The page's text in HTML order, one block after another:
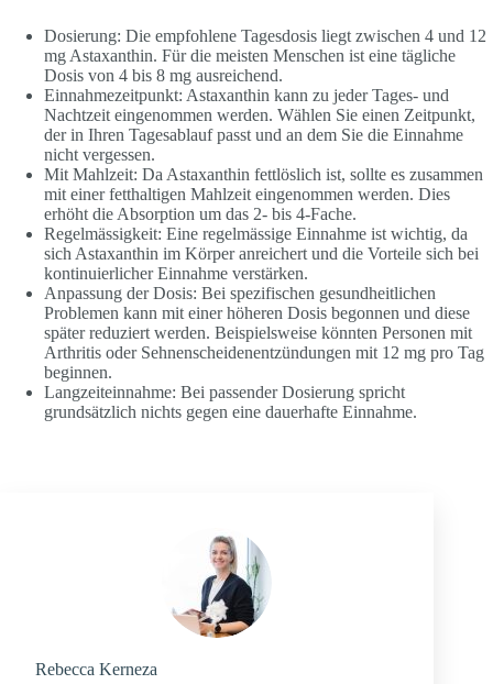
Dosierung: Die empfohlene Tagesdosis liegt zwischen 4 und 12
mg Astaxanthin. Für die meisten Menschen ist eine tägliche
Dosis von 4 bis 8 mg ausreichend.
Einnahmezeitpunkt: Astaxanthin kann zu jeder Tages- und
Nachtzeit eingenommen werden. Wählen Sie einen Zeitpunkt,
der in Ihren Tagesablauf passt und an dem Sie die Einnahme
nicht vergessen.
Mit Mahlzeit: Da Astaxanthin fettlöslich ist, sollte es zusammen
mit einer fetthaltigen Mahlzeit eingenommen werden. Dies
erhöht die Absorption um das 2- bis 4-Fache.
Regelmässigkeit: Eine regelmässige Einnahme ist wichtig, da
sich Astaxanthin im Körper anreichert und die Vorteile sich bei
kontinuierlicher Einnahme verstärken.
Anpassung der Dosis: Bei spezifischen gesundheitlichen
Problemen kann mit einer höheren Dosis begonnen und diese
später reduziert werden. Beispielsweise könnten Personen mit
Arthritis oder Sehnenscheidenentzündungen mit 12 mg pro Tag
beginnen.
Langzeiteinnahme: Bei passender Dosierung spricht
grundsätzlich nichts gegen eine dauerhafte Einnahme.
Rebecca Kerneza